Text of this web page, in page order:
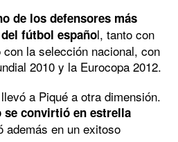
de los defensores más
fútbol español, tanto con
la selección nacional, con
2010 y la Eurocopa 2012.
a Piqué a otra dimensión.
convirtió en estrella
además en un exitoso